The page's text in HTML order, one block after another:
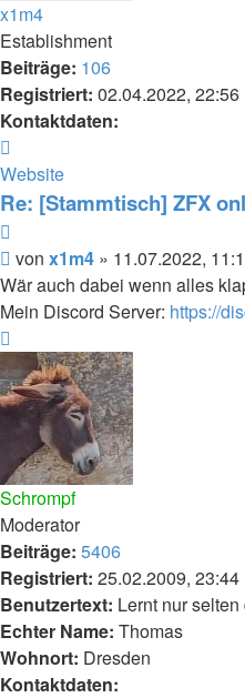
x1m4
Establishment
Beiträge: 106
Registriert: 02.04.2022, 22:56
Kontaktdaten:
von
x1m4
Website
Re: [Stammtisch] ZFX
Beitrag
von x1m4 » 11.07.2022,
Wär auch dabei wenn alles
Mein Discord Server: https://
oben
Schrompf
Moderator
Beiträge: 5406
Registriert: 25.02.2009, 23:44
Benutzertext: Lernt nur selten
Echter Name: Thomas
Wohnort: Dresden
Kontaktdaten: